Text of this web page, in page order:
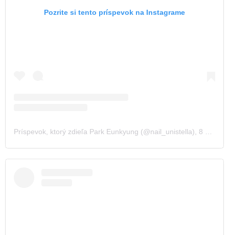
Pozrite si tento príspevok na Instagrame
Príspevok, ktorý zdieľa Park Eunkyung (@nail_unistella), 8 Nov 2019 o 6:24 PST